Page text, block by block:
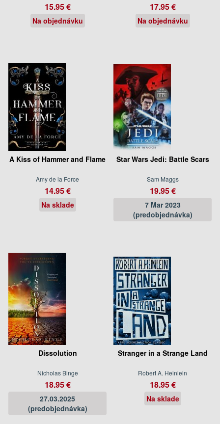
15.95 €
Na objednávku
17.95 €
Na objednávku
A Kiss of Hammer and Flame
Amy de la Force
14.95 €
Na sklade
Star Wars Jedi: Battle Scars
Sam Maggs
19.95 €
7 Mar 2023
(predobjednávka)
Dissolution
Nicholas Binge
18.95 €
27.03.2025
(predobjednávka)
Stranger in a Strange Land
Robert A. Heinlein
18.95 €
Na sklade